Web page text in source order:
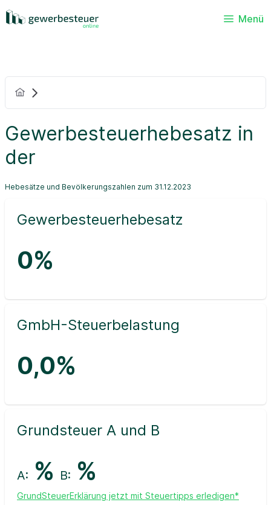
Menü
Gewerbesteuerhebesatz in
der
Hebesätze und Bevölkerungszahlen zum 31.12.2023
Gewerbesteuerhebesatz
0%
GmbH-Steuerbelastung
0,0%
Grundsteuer A und B
A: % B: %
GrundSteuerErklärung jetzt mit Steuertipps erledigen*